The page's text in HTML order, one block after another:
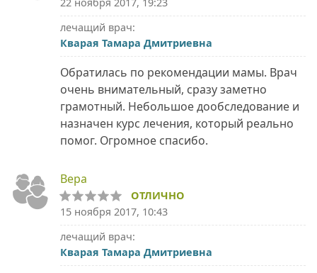
лечащий врач:
Кварая Тамара Дмитриевна
Обратилась по рекомендации мамы. Врач
очень внимательный, сразу заметно
грамотный. Небольшое дообследование и
назначен курс лечения, который реально
помог. Огромное спасибо.
Вера
ОТЛИЧНО
15 ноября 2017, 10:43
лечащий врач:
Кварая Тамара Дмитриевна